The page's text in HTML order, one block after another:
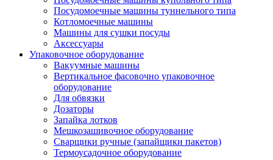
Посудомоечные машины туннельного типа
Котломоечные машины
Машины для сушки посуды
Аксессуары
Упаковочное оборудование
Вакуумные машины
Вертикальное фасовочно упаковочное
оборудование
Для обвязки
Дозаторы
Запайка лотков
Мешкозашивочное оборудование
Сварщики ручные (запайщики пакетов)
Термоусадочное оборудование